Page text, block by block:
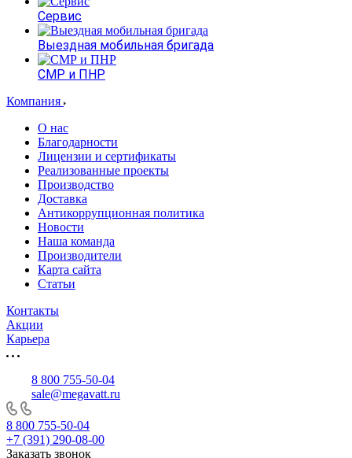
Сервис
Выездная мобильная бригада
СМР и ПНР
Компания
О нас
Благодарности
Лицензии и сертификаты
Реализованные проекты
Производство
Доставка
Антикоррупционная политика
Новости
Наша команда
Производители
Карта сайта
Статьи
Контакты
Акции
Карьера
8 800 755-50-04
sale@megavatt.ru
8 800 755-50-04
+7 (391) 290-08-00
Заказать звонок